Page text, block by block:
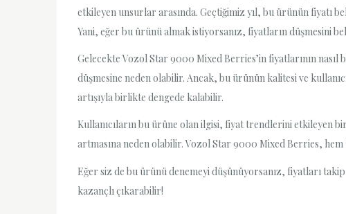
etkileyen unsurlar arasında. Geçtiğimiz yıl, bu ürünün fiyatı
Yani, eğer bu ürünü almak istiyorsanız, fiyatların düşmesini
Gelecekte Vozol Star 9000 Mixed Berries’in fiyatlarının
düşmesine neden olabilir. Ancak, bu ürünün kalitesi ve
artışıyla birlikte dengede kalabilir.
Kullanıcıların bu ürüne olan ilgisi, fiyat trendlerini etkileyen
artmasına neden olabilir. Vozol Star 9000 Mixed Berries, hem
Eğer siz de bu ürünü denemeyi düşünüyorsanız, fiyatları
kazançlı çıkarabilir!